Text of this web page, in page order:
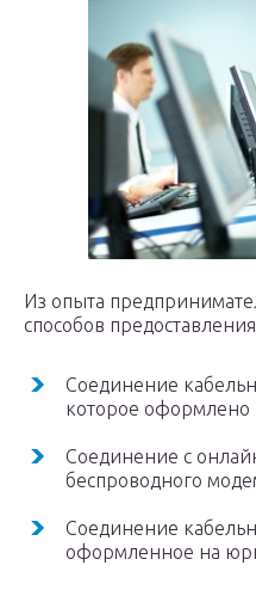
Из опыта
способов
Соединение
которое оформлено
Соединение с
беспроводного
Соединение
оформленное на